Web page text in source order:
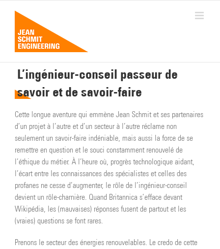
contenu
L’ingénieur-conseil passeur de
savoir et de savoir-faire
Cette longue aventure qui emmène Jean Schmit et ses partenaires
d’un projet à l’autre et d’un secteur à l’autre réclame non
seulement un savoir-faire indéniable, mais aussi la force de se
remettre en question et le souci constamment renouvelé de
l’éthique du métier. À l’heure où, progrès technologique aidant,
l’écart entre les connaissances des spécialistes et celles des
profanes ne cesse d’augmenter, le rôle de l’ingénieur-conseil
devient un rôle-charnière. Quand Britannica s’efface devant
Wikipédia, les (mauvaises) réponses fusent de partout et les
(vraies) questions se font rares.
Prenons le secteur des énergies renouvelables. Le credo de cette